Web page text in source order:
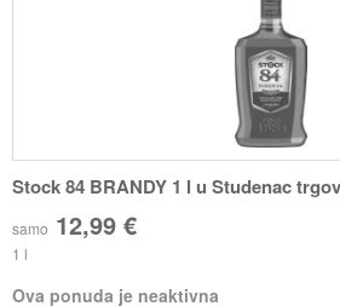
Stock 84 BRANDY 1 l u Studenac
samo 12,99 €
1 l
Ova ponuda je neaktivna